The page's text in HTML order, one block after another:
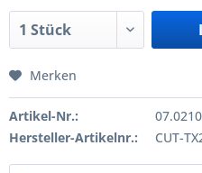
Merken
Artikel-Nr.:
Hersteller-Artikelnr.:
CUT-